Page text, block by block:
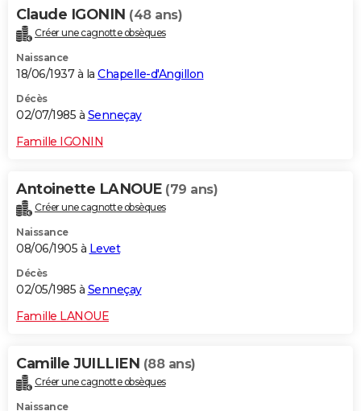
Claude IGONIN (48 ans)
Créer une cagnotte obsèques
Naissance
18/06/1937 à la Chapelle-d'Angillon
Décès
02/07/1985 à Senneçay
Famille IGONIN
Antoinette LANOUE (79 ans)
Créer une cagnotte obsèques
Naissance
08/06/1905 à Levet
Décès
02/05/1985 à Senneçay
Famille LANOUE
Camille JUILLIEN (88 ans)
Créer une cagnotte obsèques
Naissance